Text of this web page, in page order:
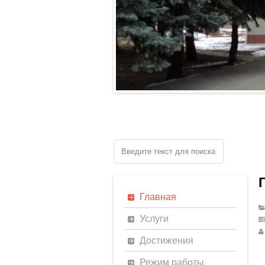
Главная
Услуги
Достижения
Режим работы